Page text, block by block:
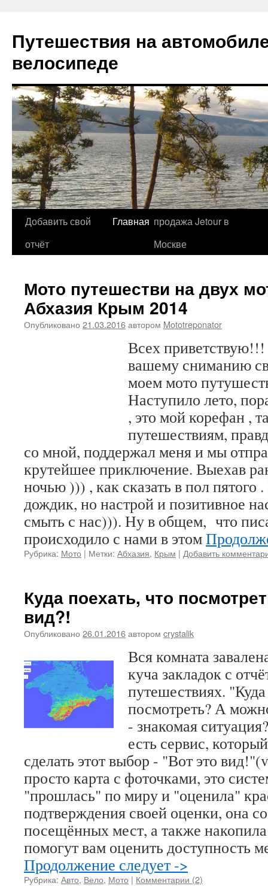
Путешествия на
велосипеде
Перейти
Добавить свой
отчёт
Главная продажа Jetour в
Москве
Мото путешестви на двух
Абхазия Крым 2014
Опубликовано 21.03.2016автором Mototreponator
Всех приветствую!!!
вашему сниманию
моем мото
Наступило лето,
, это мой корефан ,
путешествиям,
со мной, поддержал меня и мы
крутейшее приключение. Выехав
ночью ))) , как сказать в пол пятого
дождик, но настрой и позитивное
смыть с нас))). Ну в общем, что
происходило с нами в этом
Рубрика: Мото | Метки: Абхазия, Крым | Добавить
Куда поехать, что
вид?!
Опубликовано 26.01.2016автором crystalik
Вся комната
куча закладок с
путешествиях.
посмотреть? А
- знакомая
есть сервис,
сделать этот выбор - "Вот это
просто карта с фоточками, это
"прошлась" по миру и "оценила"
подтверждения своей оценки, она
посещённых мест, а также
помогут вам оценить доступность
Продолжение следует ->
Рубрика: Авто, Вело, Мото | Комментарии (2)